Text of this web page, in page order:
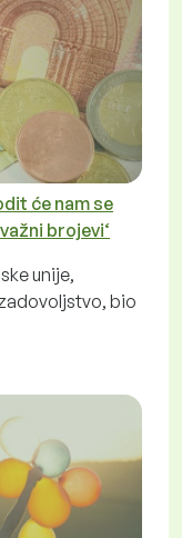
će nam se
brojevi‘
unije,
bio